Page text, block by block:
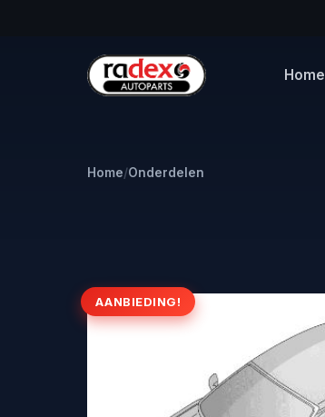
Home
Home/Onderdelen
AANBIEDING!